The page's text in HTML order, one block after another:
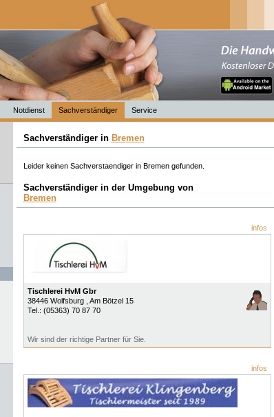
Notdienst Sachverständiger Service
Sachverständiger in Bremen
Leider keinen Sachverstaendiger in Bremen gefunden.
Sachverständiger in der Umgebung von
Bremen
infos
Tischlerei HvM Gbr
38446 Wolfsburg
, Am Bötzel 15
Tel.: (05363) 70 87 70
Wir sind der richtige Partner für Sie.
infos